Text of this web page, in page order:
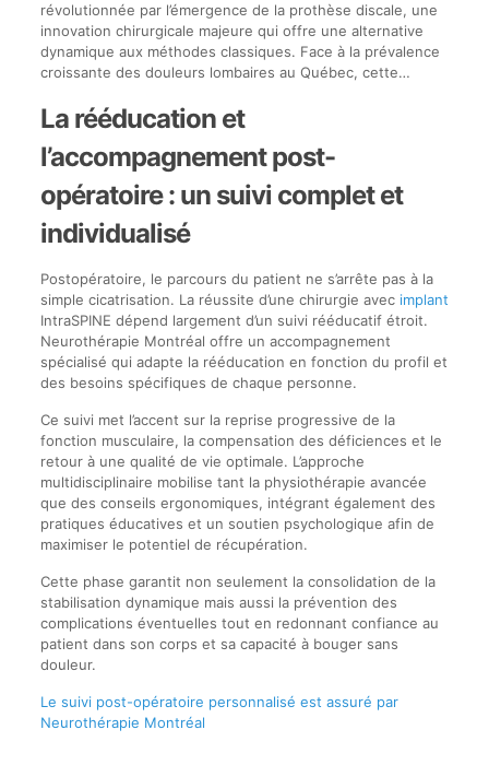
révolutionnée par l’émergence de la prothèse discale, une
innovation chirurgicale majeure qui offre une alternative
dynamique aux méthodes classiques. Face à la prévalence
croissante des douleurs lombaires au Québec, cette…
La rééducation et
l’accompagnement post-
opératoire : un suivi complet et
individualisé
Postopératoire, le parcours du patient ne s’arrête pas à la
simple cicatrisation. La réussite d’une chirurgie avec implant
IntraSPINE dépend largement d’un suivi rééducatif étroit.
Neurothérapie Montréal offre un accompagnement
spécialisé qui adapte la rééducation en fonction du profil et
des besoins spécifiques de chaque personne.
Ce suivi met l’accent sur la reprise progressive de la
fonction musculaire, la compensation des déficiences et le
retour à une qualité de vie optimale. L’approche
multidisciplinaire mobilise tant la physiothérapie avancée
que des conseils ergonomiques, intégrant également des
pratiques éducatives et un soutien psychologique afin de
maximiser le potentiel de récupération.
Cette phase garantit non seulement la consolidation de la
stabilisation dynamique mais aussi la prévention des
complications éventuelles tout en redonnant confiance au
patient dans son corps et sa capacité à bouger sans
douleur.
Le suivi post-opératoire personnalisé est assuré par
Neurothérapie Montréal